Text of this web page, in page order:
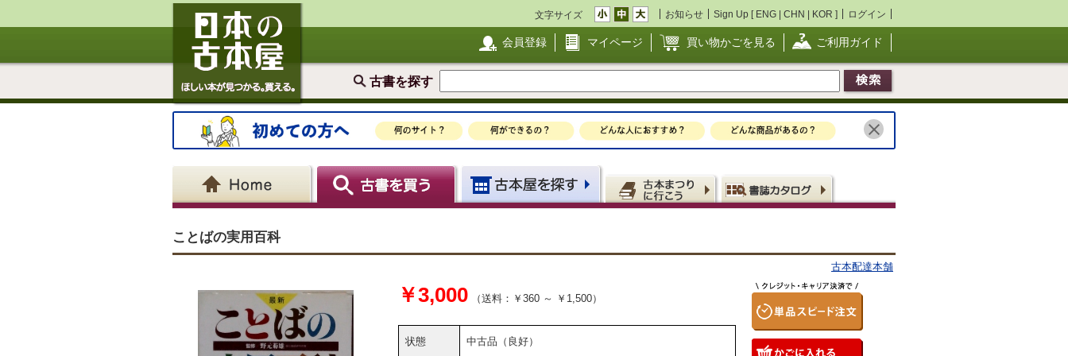
文字サイズ お知らせ Sign Up [ ENG | CHN | KOR ] ログイン
会員登録 マイページ 買い物かごを見る ご利用ガイド
古書を探す
ことばの実用百科
古本配達本舗
￥3,000 （送料：￥360 ～ ￥1,500）
状態 中古品（良好）